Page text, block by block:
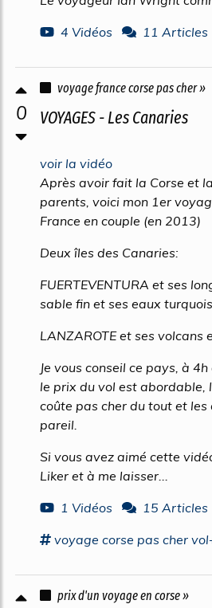
4 Vidéos
11 Articles
0
voyage france corse pas cher »
VOYAGES - Les Canaries
voir la vidéo
Après avoir fait la Corse et
parents, voici mon 1er
France en couple (en 2013)
Deux îles des Canaries:
FUERTEVENTURA et ses
sable fin et ses eaux
LANZAROTE et ses volcans
Je vous conseil ce pays, à
le prix du vol est abordable,
coûte pas cher du tout et
pareil.
Si vous avez aimé cette
Liker et à me laisser...
1 Vidéos
15 Articles
voyage corse pas cher
prix d'un voyage en corse »